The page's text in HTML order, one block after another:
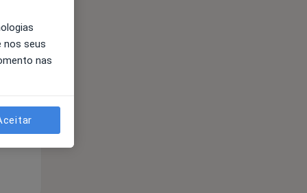
12 Ago
nos seus
nas